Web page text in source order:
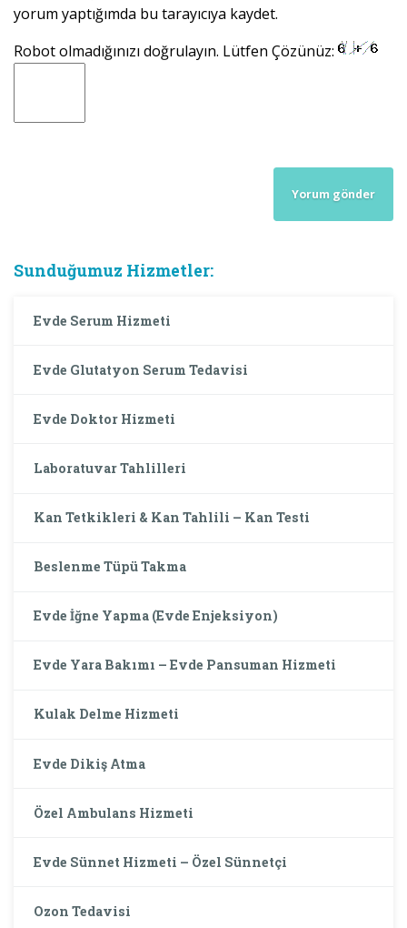
yorum yaptığımda bu tarayıcıya kaydet.
Robot olmadığınızı doğrulayın. Lütfen Çözünüz:
Sunduğumuz Hizmetler:
Evde Serum Hizmeti
Evde Glutatyon Serum Tedavisi
Evde Doktor Hizmeti
Laboratuvar Tahlilleri
Kan Tetkikleri & Kan Tahlili – Kan Testi
Beslenme Tüpü Takma
Evde İğne Yapma (Evde Enjeksiyon)
Evde Yara Bakımı – Evde Pansuman Hizmeti
Kulak Delme Hizmeti
Evde Dikiş Atma
Özel Ambulans Hizmeti
Evde Sünnet Hizmeti – Özel Sünnetçi
Ozon Tedavisi